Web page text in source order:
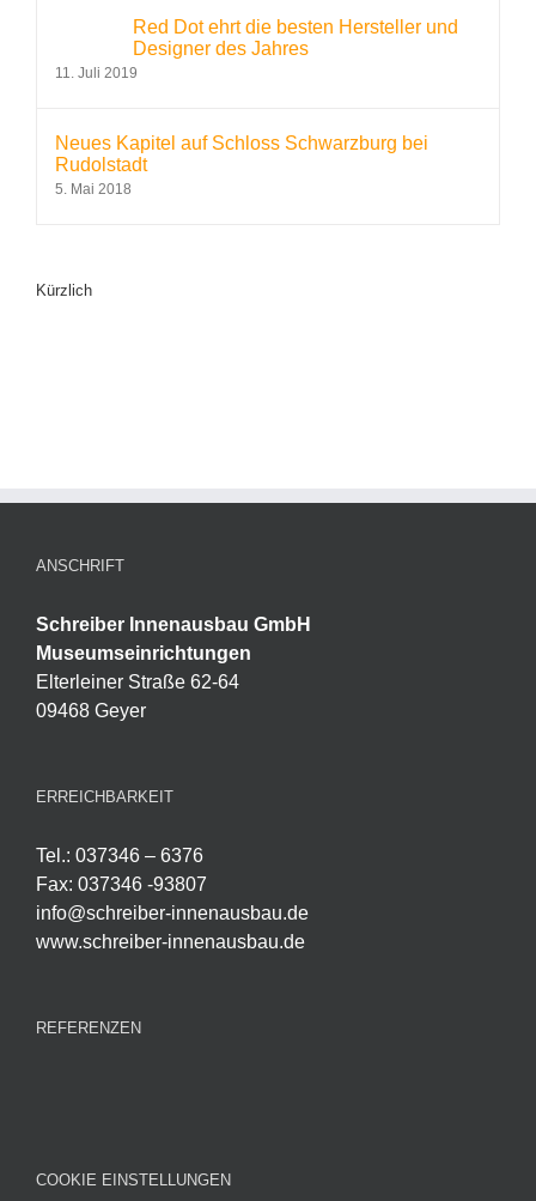
Red Dot ehrt die besten Hersteller und
Designer des Jahres
11. Juli 2019
Neues Kapitel auf Schloss Schwarzburg bei
Rudolstadt
5. Mai 2018
Kürzlich
ANSCHRIFT
Schreiber Innenausbau GmbH
Museumseinrichtungen
Elterleiner Straße 62-64
09468 Geyer
ERREICHBARKEIT
Tel.: 037346 – 6376
Fax: 037346 -93807
info@schreiber-innenausbau.de
www.schreiber-innenausbau.de
REFERENZEN
COOKIE EINSTELLUNGEN